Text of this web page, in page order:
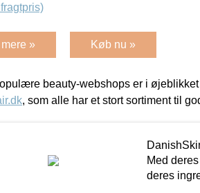
» Køb nu »
beauty-webshops er i øjeblikket
, som alle har et stort sortiment til
Med
deres